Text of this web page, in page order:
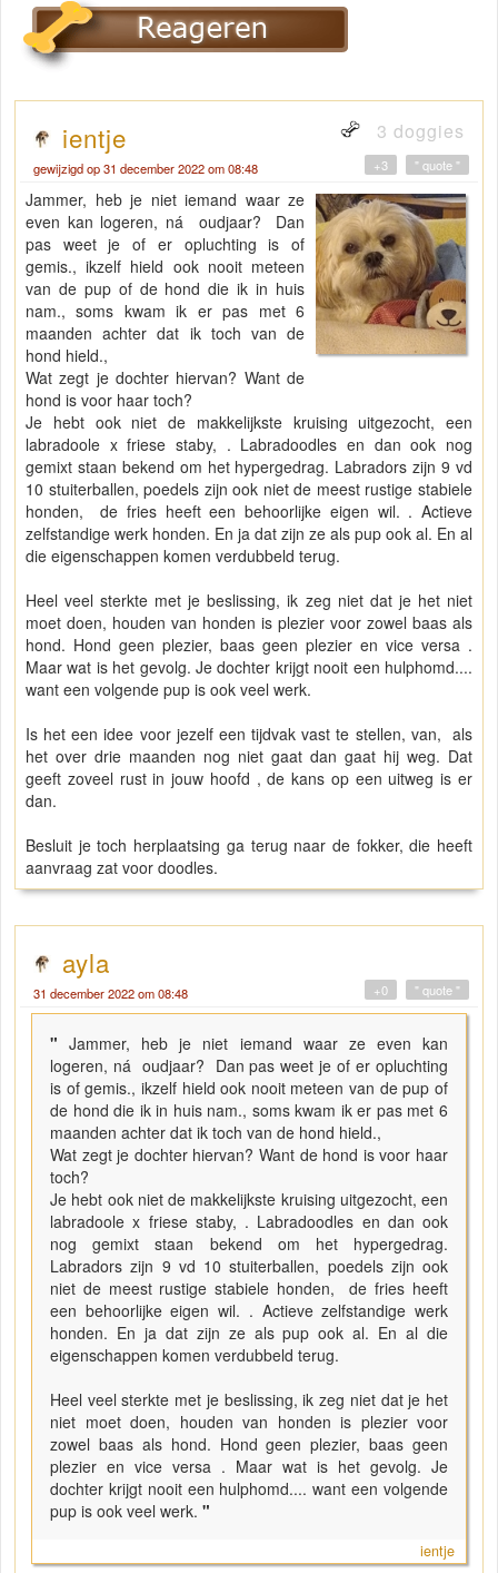
ientje 3 doggies
gewijzigd op 31 december 2022 om 08:48 " quote "
+3
Jammer, heb je niet iemand waar ze
even kan logeren, ná oudjaar? Dan
pas weet je of er opluchting is of
gemis., ikzelf hield ook nooit meteen
van de pup of de hond die ik in huis
nam., soms kwam ik er pas met 6
maanden achter dat ik toch van de
hond hield.,
Wat zegt je dochter hiervan? Want de
hond is voor haar toch?
Je hebt ook niet de makkelijkste kruising uitgezocht, een
labradoole x friese staby, . Labradoodles en dan ook nog
gemixt staan bekend om het hypergedrag. Labradors zijn 9 vd
10 stuiterballen, poedels zijn ook niet de meest rustige stabiele
honden, de fries heeft een behoorlijke eigen wil. . Actieve
zelfstandige werk honden. En ja dat zijn ze als pup ook al. En al
die eigenschappen komen verdubbeld terug.
Heel veel sterkte met je beslissing, ik zeg niet dat je het niet
moet doen, houden van honden is plezier voor zowel baas als
hond. Hond geen plezier, baas geen plezier en vice versa .
Maar wat is het gevolg. Je dochter krijgt nooit een hulphomd....
want een volgende pup is ook veel werk.
Is het een idee voor jezelf een tijdvak vast te stellen, van, als
het over drie maanden nog niet gaat dan gaat hij weg. Dat
geeft zoveel rust in jouw hoofd , de kans op een uitweg is er
dan.
Besluit je toch herplaatsing ga terug naar de fokker, die heeft
aanvraag zat voor doodles.
ayla
31 december 2022 om 08:48 " quote "
+0
"Jammer, heb je niet iemand waar ze even kan
logeren, ná oudjaar? Dan pas weet je of er opluchting
is of gemis., ikzelf hield ook nooit meteen van de pup of
de hond die ik in huis nam., soms kwam ik er pas met 6
maanden achter dat ik toch van de hond hield.,
Wat zegt je dochter hiervan? Want de hond is voor haar
toch?
Je hebt ook niet de makkelijkste kruising uitgezocht, een
labradoole x friese staby, . Labradoodles en dan ook
nog gemixt staan bekend om het hypergedrag.
Labradors zijn 9 vd 10 stuiterballen, poedels zijn ook
niet de meest rustige stabiele honden, de fries heeft
een behoorlijke eigen wil. . Actieve zelfstandige werk
honden. En ja dat zijn ze als pup ook al. En al die
eigenschappen komen verdubbeld terug.
Heel veel sterkte met je beslissing, ik zeg niet dat je het
niet moet doen, houden van honden is plezier voor
zowel baas als hond. Hond geen plezier, baas geen
plezier en vice versa . Maar wat is het gevolg. Je
dochter krijgt nooit een hulphomd.... want een volgende
pup is ook veel werk. "
ientje